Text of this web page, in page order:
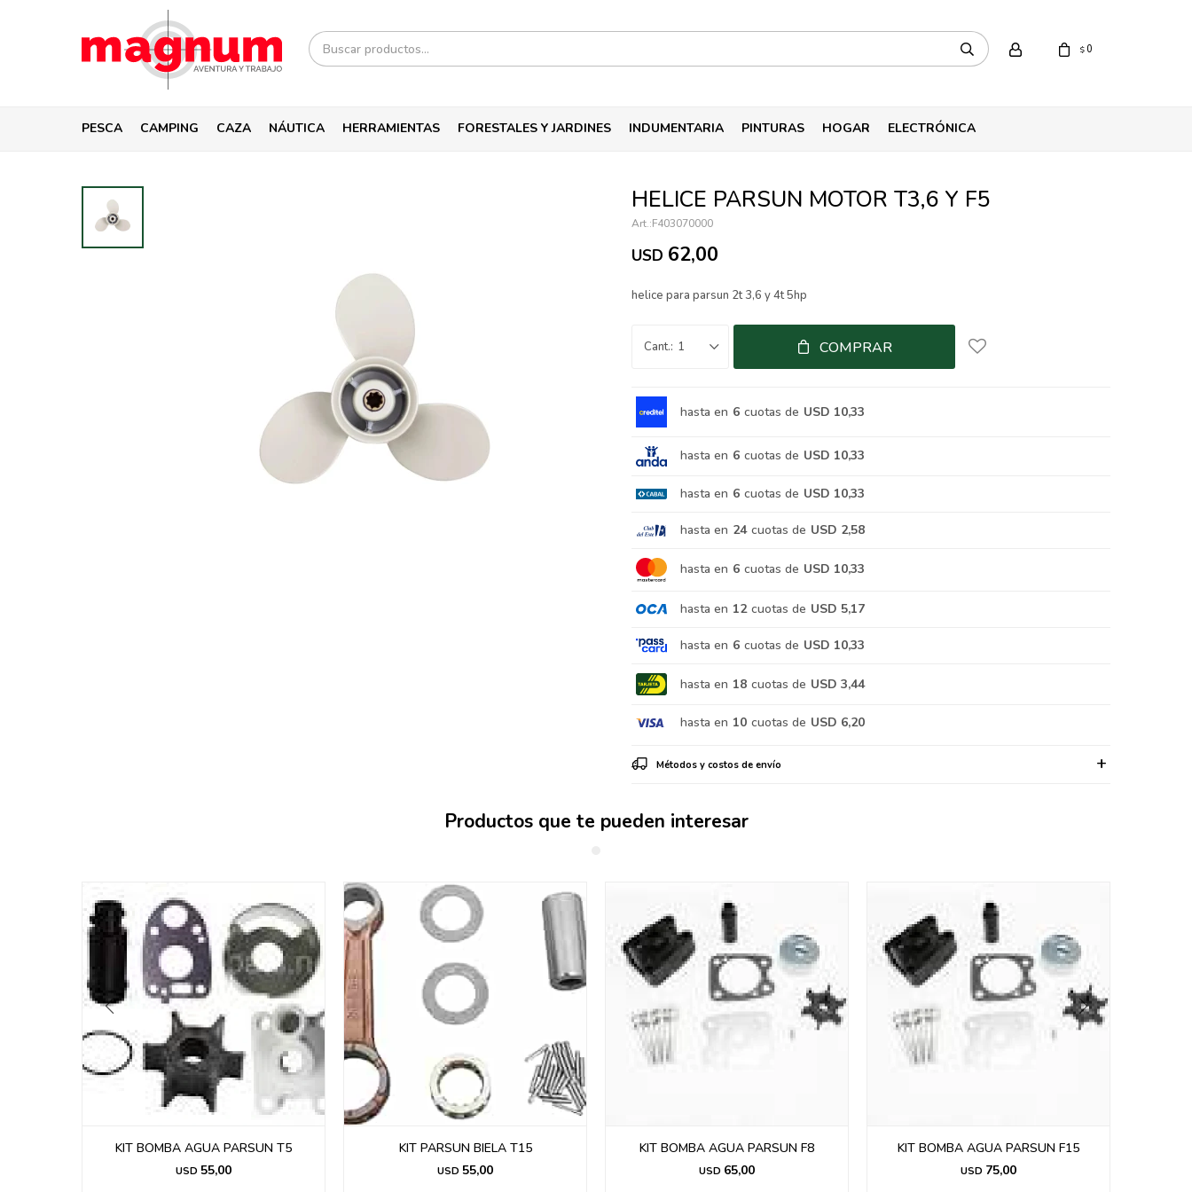
PESCA CAMPING CAZA NÁUTICA HERRAMIENTAS FORESTALES Y JARDINES INDUMENTARIA PINTURAS HOGAR ELECTRÓNICA
$ 0
HELICE PARSUN MOTOR T3,6 Y F5
F403070000
USD 62,00
helice para parsun 2t 3,6 y 4t 5hp
1 COMPRAR
hasta en 6 cuotas de USD 10,33
hasta en 6 cuotas de USD 10,33
hasta en 6 cuotas de USD 10,33
hasta en 24 cuotas de USD 2,58
hasta en 6 cuotas de USD 10,33
hasta en 12 cuotas de USD 5,17
hasta en 6 cuotas de USD 10,33
hasta en 18 cuotas de USD 3,44
hasta en 10 cuotas de USD 6,20
Métodos y costos de envío
Productos que te pueden interesar
KIT BOMBA AGUA PARSUN T5
USD 55,00
KIT PARSUN BIELA T15
USD 55,00
KIT BOMBA AGUA PARSUN F8
USD 65,00
KIT BOMBA AGUA PARSUN F15
USD 75,00